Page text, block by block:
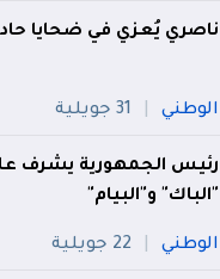
ناصري يُعزي في ضحايا
الوطني 31 جويلية
رئيس الجمهورية يشرف
"الباك" و"البيام"
الوطني 22 جويلية